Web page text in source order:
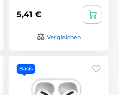
5,41 €
Vergleichen
Basis